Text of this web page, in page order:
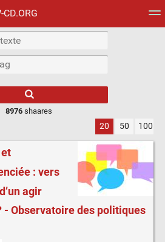
d'images
8976 shaares
20 50 100
: vers
agir
Observatoire des politiques